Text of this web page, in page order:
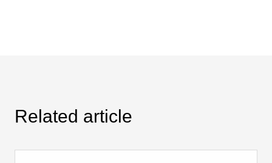
Related article